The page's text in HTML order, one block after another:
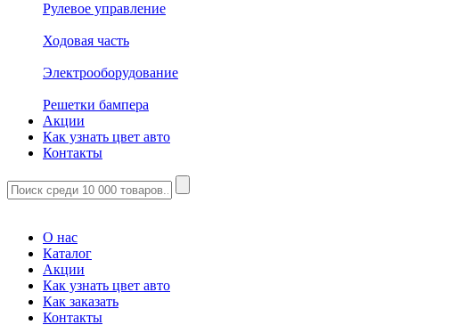
Рулевое управление
Ходовая часть
Электрооборудование
Решетки бампера
Акции
Как узнать цвет авто
Контакты
О нас
Каталог
Акции
Как узнать цвет авто
Как заказать
Контакты